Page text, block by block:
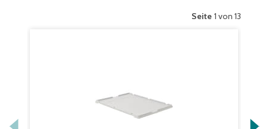
Seite 1 von 13